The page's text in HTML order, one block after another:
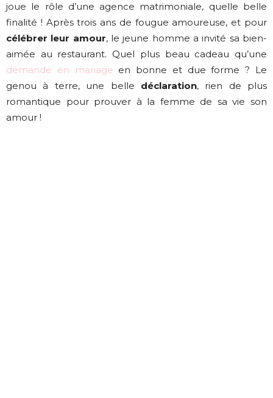
joue le rôle d’une agence matrimoniale, quelle belle
finalité ! Après trois ans de fougue amoureuse, et pour
célébrer leur amour, le jeune homme a invité sa bien-
aimée au restaurant. Quel plus beau cadeau qu’une
demande en mariage en bonne et due forme ? Le
genou à terre, une belle déclaration, rien de plus
romantique pour prouver à la femme de sa vie son
amour !